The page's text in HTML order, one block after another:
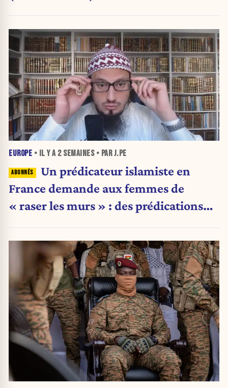
EUROPE • IL Y A 2 SEMAINES• PAR J.PE
Un prédicateur islamiste en
France demande aux femmes de
« raser les murs » : des prédications